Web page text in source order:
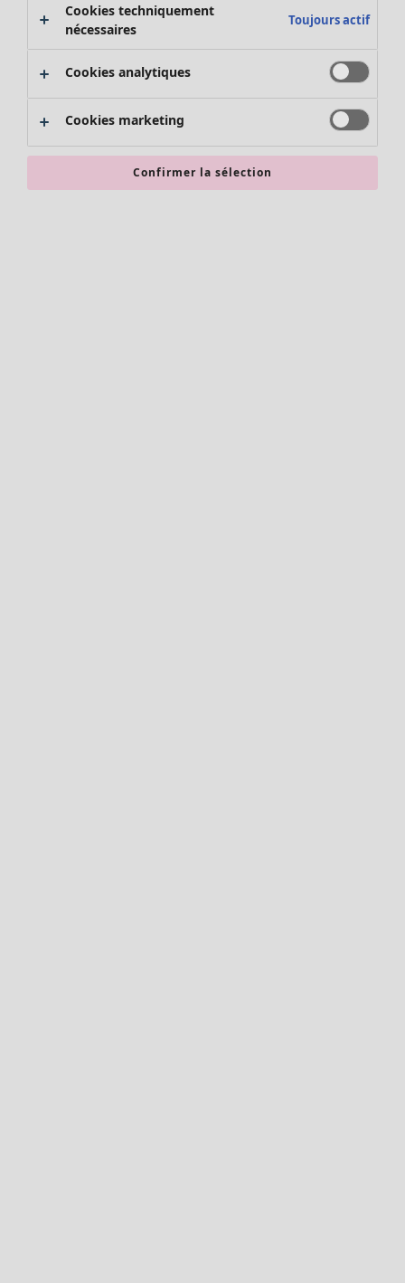
Promos SOLDES
Les promos de Gudrun Sjödén
Nouvel arrivage
Bonnes affaires en soldes - jusqu'à -70
Cookies techniquement
nécessaires
Toujours actif
Cookies analytiques
Cookies marketing
Confirmer la sélection